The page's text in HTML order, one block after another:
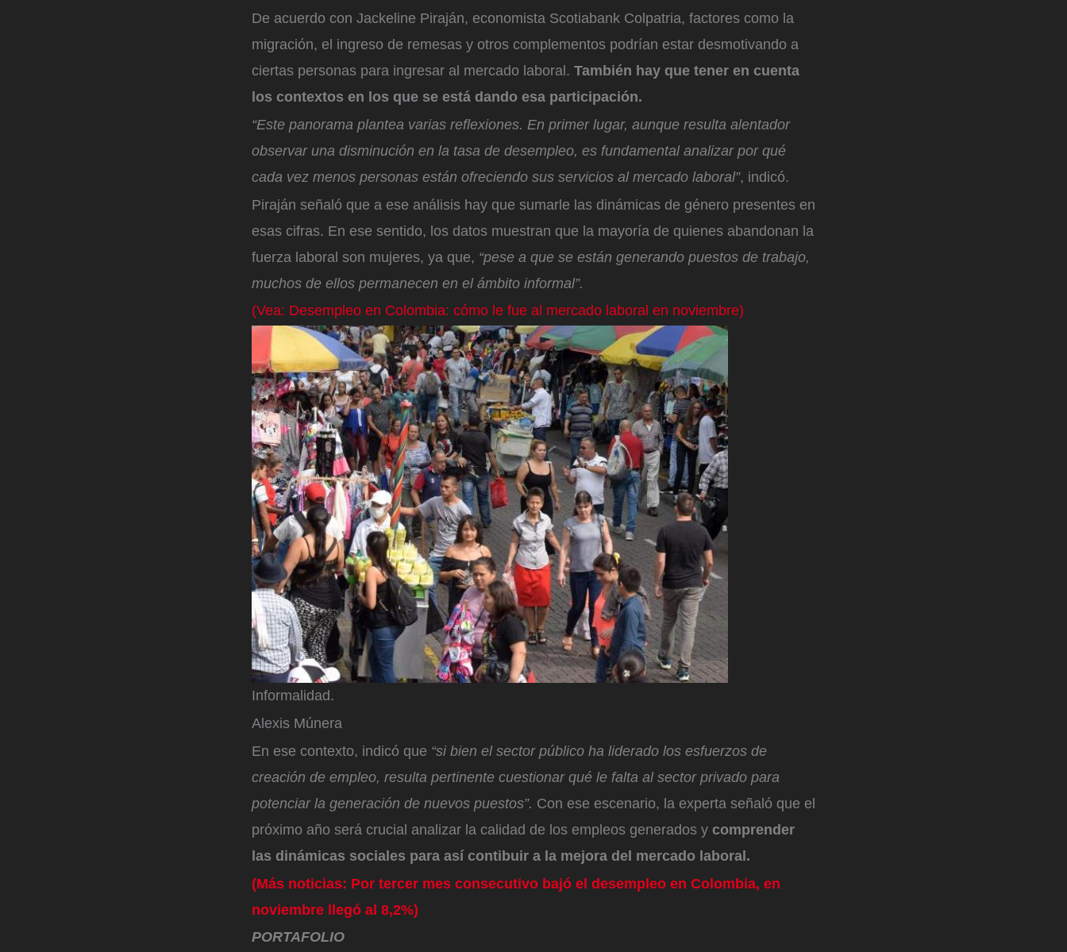
De acuerdo con Jackeline Piraján, economista Scotiabank Colpatria, factores como la
migración, el ingreso de remesas y otros complementos podrían estar desmotivando a
ciertas personas para ingresar al mercado laboral. También hay que tener en cuenta
los contextos en los que se está dando esa participación.
“Este panorama plantea varias reflexiones. En primer lugar, aunque resulta alentador
observar una disminución en la tasa de desempleo, es fundamental analizar por qué
cada vez menos personas están ofreciendo sus servicios al mercado laboral”, indicó.
Piraján señaló que a ese análisis hay que sumarle las dinámicas de género presentes en
esas cifras. En ese sentido, los datos muestran que la mayoría de quienes abandonan la
fuerza laboral son mujeres, ya que, “pese a que se están generando puestos de trabajo,
muchos de ellos permanecen en el ámbito informal”.
(Vea: Desempleo en Colombia: cómo le fue al mercado laboral en noviembre)
Informalidad.
Alexis Múnera
En ese contexto, indicó que “si bien el sector público ha liderado los esfuerzos de
creación de empleo, resulta pertinente cuestionar qué le falta al sector privado para
potenciar la generación de nuevos puestos”. Con ese escenario, la experta señaló que el
próximo año será crucial analizar la calidad de los empleos generados y comprender
las dinámicas sociales para así contibuir a la mejora del mercado laboral.
(Más noticias: Por tercer mes consecutivo bajó el desempleo en Colombia, en
noviembre llegó al 8,2%)
PORTAFOLIO